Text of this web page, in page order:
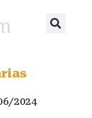
2024